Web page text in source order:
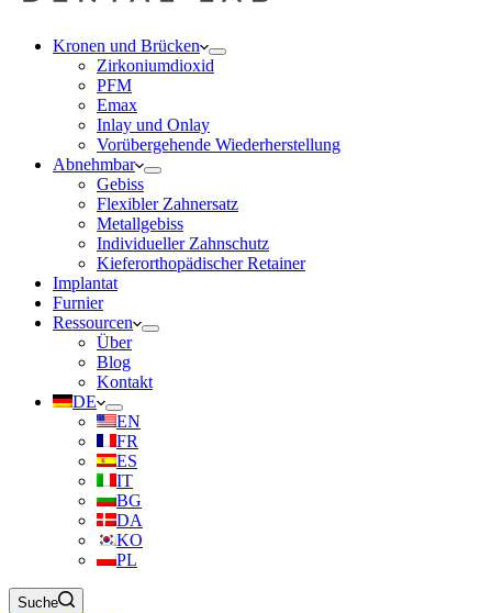
Kronen und Brücken
Zirkoniumdioxid
PFM
Emax
Inlay und Onlay
Vorübergehende Wiederherstellung
Abnehmbar
Gebiss
Flexibler Zahnersatz
Metallgebiss
Individueller Zahnschutz
Kieferorthopädischer Retainer
Implantat
Furnier
Ressourcen
Über
Blog
Kontakt
DE
EN
FR
ES
IT
BG
DA
KO
PL
Suche